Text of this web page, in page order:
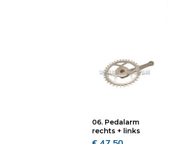
06. Pedalarm
rechts + links